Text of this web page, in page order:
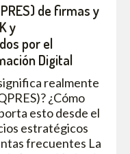
de firmas y
y
por el
Digital
realmente
¿Cómo
esto desde el
estratégicos
frecuentes La